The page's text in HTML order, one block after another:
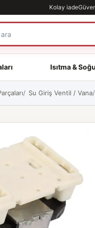
Kolay iade
Isıtma &
Su Giriş Ventil / Vana